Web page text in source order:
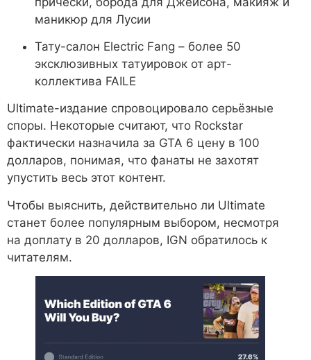
маникюр для Лусии
Тату-салон Electric Fang – более 50
эксклюзивных татуировок от арт-
коллектива FAILE
Ultimate-издание спровоцировало серьёзные
споры. Некоторые считают, что Rockstar
фактически назначила за GTA 6 цену в 100
долларов, понимая, что фанаты не захотят
упустить весь этот контент.
Чтобы выяснить, действительно ли Ultimate
станет более популярным выбором, несмотря
на доплату в 20 долларов, IGN обратилось к
читателям.